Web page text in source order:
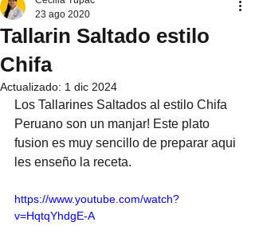
Tallarin Saltado estilo
Chifa
23 ago 2020
Actualizado: 1 dic 2024
Los Tallarines Saltados al estilo Chifa
Peruano son un manjar! Este plato
fusion es muy sencillo de preparar aqui
les enseño la receta.
https://www.youtube.com/watch?
v=HqtqYhdgE-A